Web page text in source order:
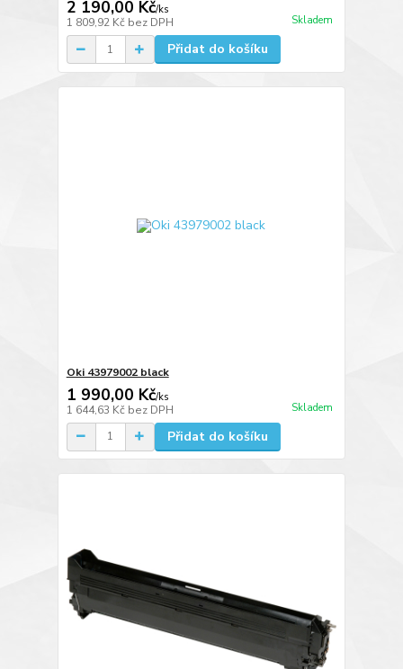
2 190,00 Kč/ks
1 809,92 Kč bez DPH Skladem
Přidat do košíku
Oki 43979002 black
1 990,00 Kč/ks
1 644,63 Kč bez DPH Skladem
Přidat do košíku